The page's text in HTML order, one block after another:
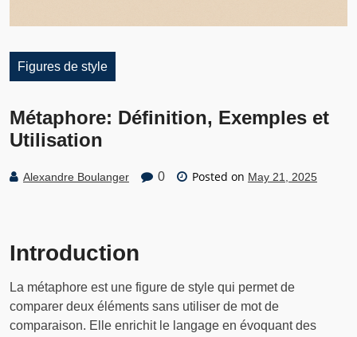
Figures de style
Métaphore: Définition, Exemples et
Utilisation
Alexandre Boulanger 0 Posted on May 21, 2025
Introduction
La métaphore est une figure de style qui permet de
comparer deux éléments sans utiliser de mot de
comparaison. Elle enrichit le langage en évoquant des